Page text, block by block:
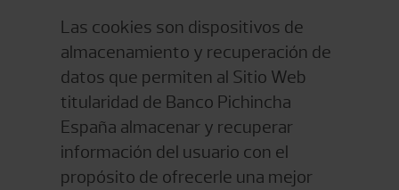
Las cookies son dispositivos de
almacenamiento y recuperación de
datos que permiten al Sitio Web
titularidad de Banco Pichincha
España almacenar y recuperar
información del usuario con el
propósito de ofrecerle una mejor